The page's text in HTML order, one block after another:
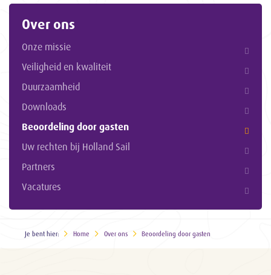
Over ons
Onze missie
Veiligheid en kwaliteit
Duurzaamheid
Downloads
Beoordeling door gasten
Uw rechten bij Holland Sail
Partners
Vacatures
Je bent hier: Home Over ons Beoordeling door gasten